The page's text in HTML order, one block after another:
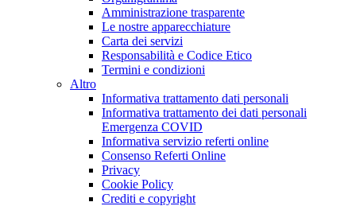
Amministrazione trasparente
Le nostre apparecchiature
Carta dei servizi
Responsabilità e Codice Etico
Termini e condizioni
Altro
Informativa trattamento dati personali
Informativa trattamento dei dati personali
Emergenza COVID
Informativa servizio referti online
Consenso Referti Online
Privacy
Cookie Policy
Crediti e copyright